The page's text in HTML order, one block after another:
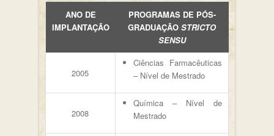
ANO DE
IMPLANTAÇÃO
PROGRAMAS DE PÓS-
GRADUAÇÃO STRICTO
SENSU
2005
Ciências Farmacêuticas
– Nível de Mestrado
2008
Química – Nível de
Mestrado